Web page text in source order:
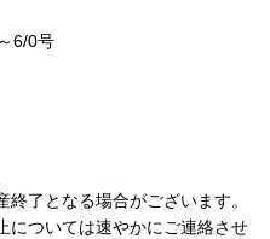
6/0号
了となる場合がございます。
については速やかにご連絡させ